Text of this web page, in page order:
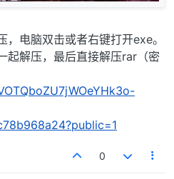
电脑双击或者右键打开exe。
起解压，最后直接解压rar（密
0